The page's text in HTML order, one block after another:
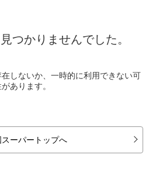
つかりませんでした。
しないか、一時的に利用できない可
あります。
ーパートップへ